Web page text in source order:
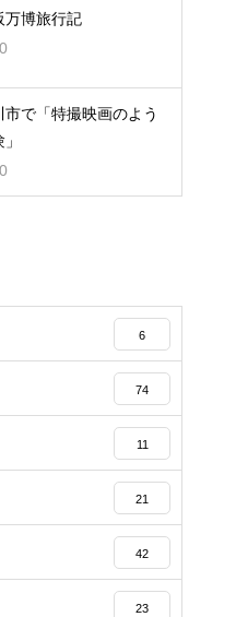
万博旅行記
市で「特撮映画のよう
6
74
11
21
42
23